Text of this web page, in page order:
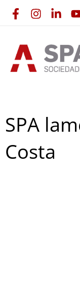
Skip
content
SPA
Costa